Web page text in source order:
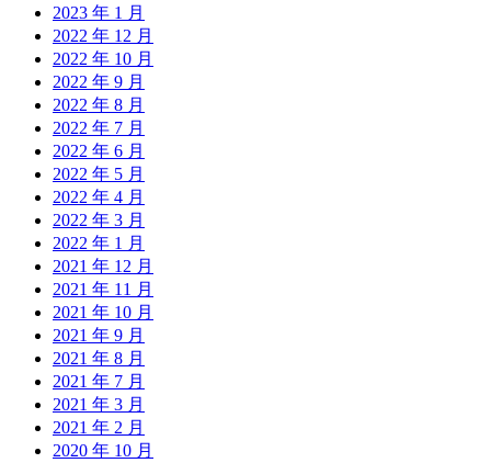
2023 年 1 月
2022 年 12 月
2022 年 10 月
2022 年 9 月
2022 年 8 月
2022 年 7 月
2022 年 6 月
2022 年 5 月
2022 年 4 月
2022 年 3 月
2022 年 1 月
2021 年 12 月
2021 年 11 月
2021 年 10 月
2021 年 9 月
2021 年 8 月
2021 年 7 月
2021 年 3 月
2021 年 2 月
2020 年 10 月